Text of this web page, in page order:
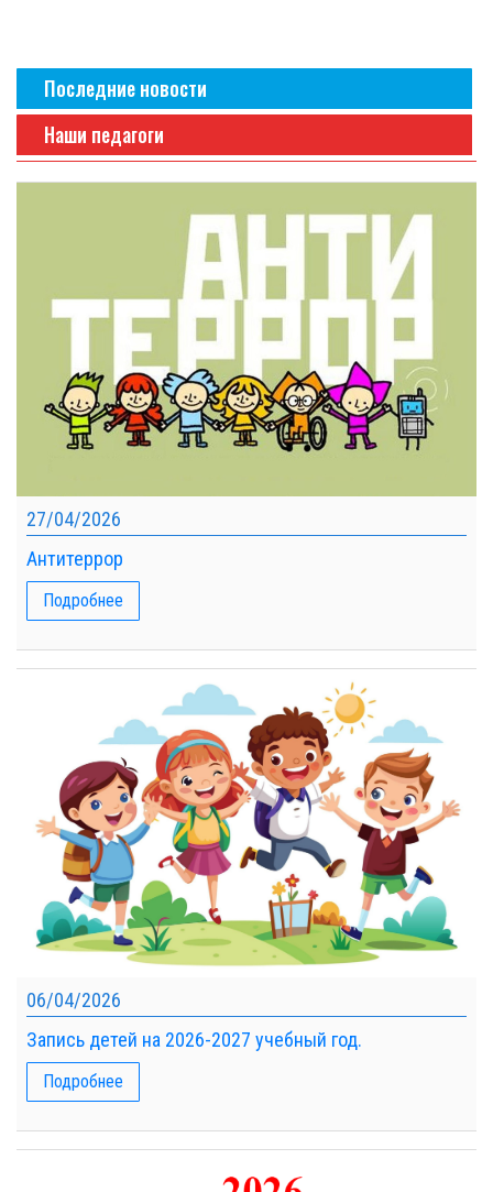
Последние новости
Наши педагоги
27/04/2026
Антитеррор
Подробнее
06/04/2026
Запись детей на 2026-2027 учебный год.
Подробнее